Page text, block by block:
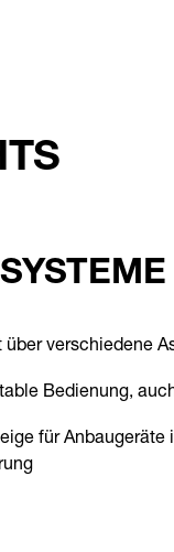
über verschiedene
Bedienung,
für